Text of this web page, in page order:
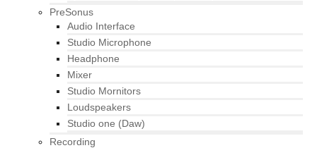
PreSonus
Audio Interface
Studio Microphone
Headphone
Mixer
Studio Mornitors
Loudspeakers
Studio one (Daw)
Recording